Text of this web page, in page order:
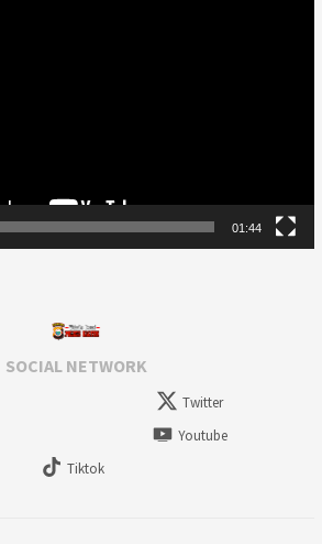
01:44
SOCIAL NETWORK
Twitter
Youtube
Tiktok